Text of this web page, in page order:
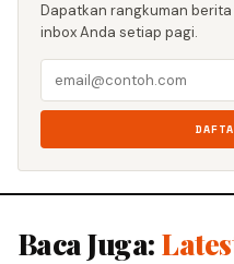
Dapatkan rangkuman
inbox Anda setiap pagi.
Baca Juga: